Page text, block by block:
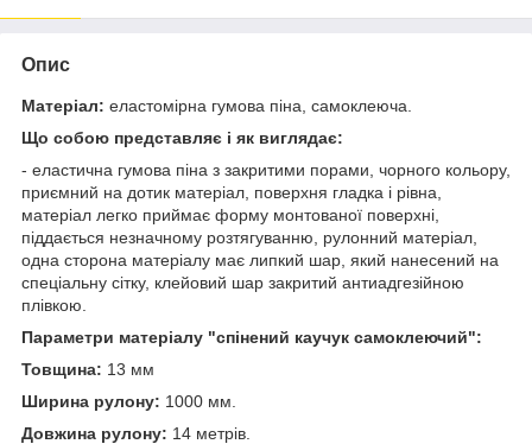
Опис
Матеріал: еластомірна гумова піна, самоклеюча.
Що собою представляє і як виглядає:
- еластична гумова піна з закритими порами, чорного кольору,
приємний на дотик матеріал, поверхня гладка і рівна,
матеріал легко приймає форму монтованої поверхні,
піддається незначному розтягуванню, рулонний матеріал,
одна сторона матеріалу має липкий шар, який нанесений на
спеціальну сітку, клейовий шар закритий антиадгезійною
плівкою.
Параметри матеріалу "спінений каучук самоклеючий":
Товщина: 13 мм
Ширина рулону: 1000 мм.
Довжина рулону: 14 метрів.